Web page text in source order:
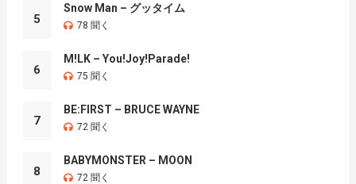
5
Snow Man – グッタイム
78 聞く
6
M!LK – You!Joy!Parade!
75 聞く
7
BE:FIRST – BRUCE WAYNE
72 聞く
8
BABYMONSTER – MOON
72 聞く